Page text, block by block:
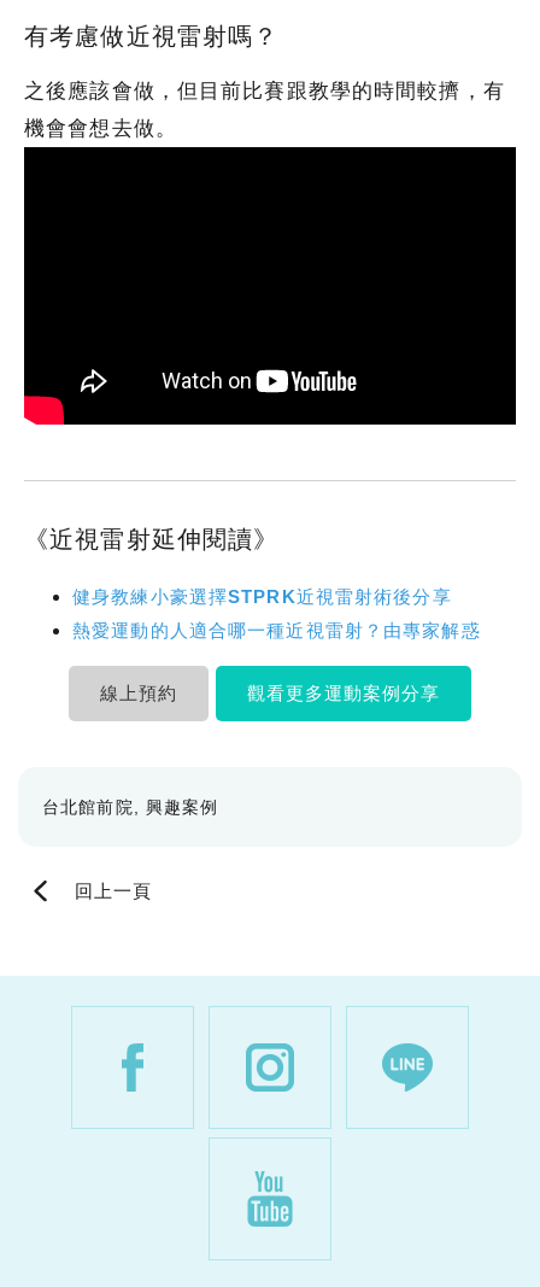
有考慮做近視雷射嗎？
之後應該會做，但目前比賽跟教學的時間較擠，有
機會會想去做。
《近視雷射延伸閱讀》
健身教練小豪選擇STPRK近視雷射術後分享
熱愛運動的人適合哪一種近視雷射？由專家解惑
線上預約 觀看更多運動案例分享
台北館前院 興趣案例
回上一頁